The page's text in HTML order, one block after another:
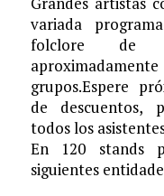
variada
folclore de
grupos.Espere
de descuentos,
todos los
En 120 stands
siguientes